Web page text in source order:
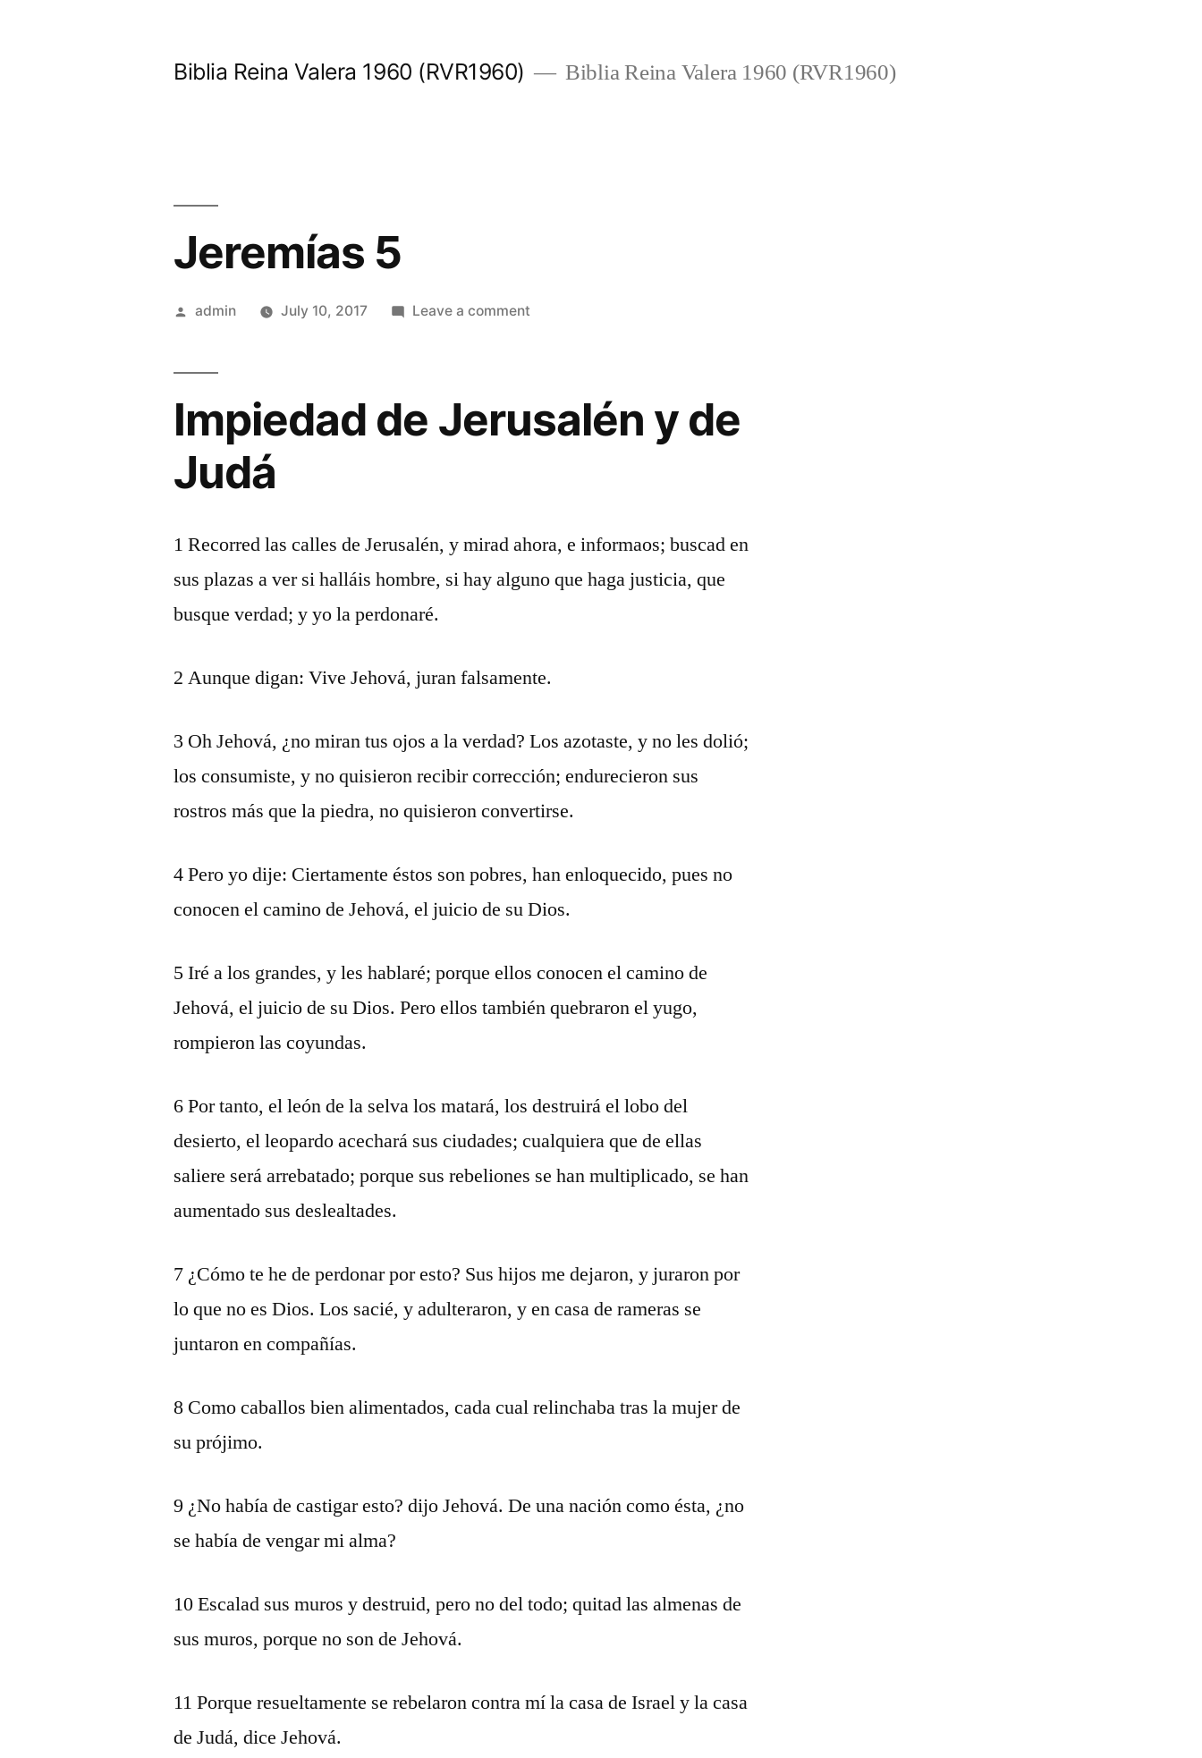
Biblia Reina Valera 1960 (RVR1960) Biblia Reina Valera 1960 (RVR1960)
Jeremías 5
Posted
admin July 10, 2017 Leave a commenton
Impiedad de Jerusalén y de
Judá
1 Recorred las calles de Jerusalén, y mirad ahora, e informaos; buscad en
sus plazas a ver si halláis hombre, si hay alguno que haga justicia, que
busque verdad; y yo la perdonaré.
2 Aunque digan: Vive Jehová, juran falsamente.
3 Oh Jehová, ¿no miran tus ojos a la verdad? Los azotaste, y no les dolió;
los consumiste, y no quisieron recibir corrección; endurecieron sus
rostros más que la piedra, no quisieron convertirse.
4 Pero yo dije: Ciertamente éstos son pobres, han enloquecido, pues no
conocen el camino de Jehová, el juicio de su Dios.
5 Iré a los grandes, y les hablaré; porque ellos conocen el camino de
Jehová, el juicio de su Dios. Pero ellos también quebraron el yugo,
rompieron las coyundas.
6 Por tanto, el león de la selva los matará, los destruirá el lobo del
desierto, el leopardo acechará sus ciudades; cualquiera que de ellas
saliere será arrebatado; porque sus rebeliones se han multiplicado, se han
aumentado sus deslealtades.
7 ¿Cómo te he de perdonar por esto? Sus hijos me dejaron, y juraron por
lo que no es Dios. Los sacié, y adulteraron, y en casa de rameras se
juntaron en compañías.
8 Como caballos bien alimentados, cada cual relinchaba tras la mujer de
su prójimo.
9 ¿No había de castigar esto? dijo Jehová. De una nación como ésta, ¿no
se había de vengar mi alma?
10 Escalad sus muros y destruid, pero no del todo; quitad las almenas de
sus muros, porque no son de Jehová.
11 Porque resueltamente se rebelaron contra mí la casa de Israel y la casa
de Judá, dice Jehová.